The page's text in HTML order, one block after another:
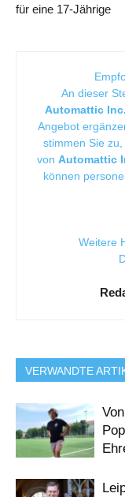
für eine 17-Jährige
An dieser
Automattic
Angebot
stimmen Sie
von Automattic
können
Weitere
VERWANDTE